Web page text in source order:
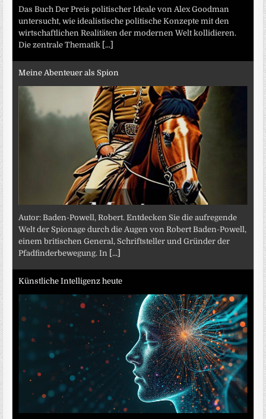
Das Buch Der Preis politischer Ideale von Alex Goodman
untersucht, wie idealistische politische Konzepte mit den
wirtschaftlichen Realitäten der modernen Welt kollidieren.
Die zentrale Thematik [...]
Meine Abenteuer als Spion
Autor: Baden-Powell, Robert. Entdecken Sie die aufregende
Welt der Spionage durch die Augen von Robert Baden-Powell,
einem britischen General, Schriftsteller und Gründer der
Pfadfinderbewegung. In [...]
Künstliche Intelligenz heute